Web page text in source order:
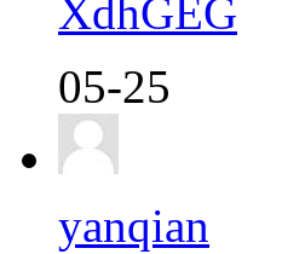
XdhGEG
05-25
yanqian